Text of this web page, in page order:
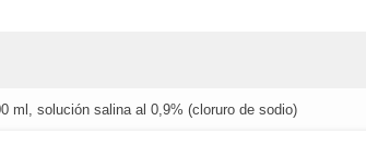
ml, solución salina al 0,9% (cloruro de sodio)